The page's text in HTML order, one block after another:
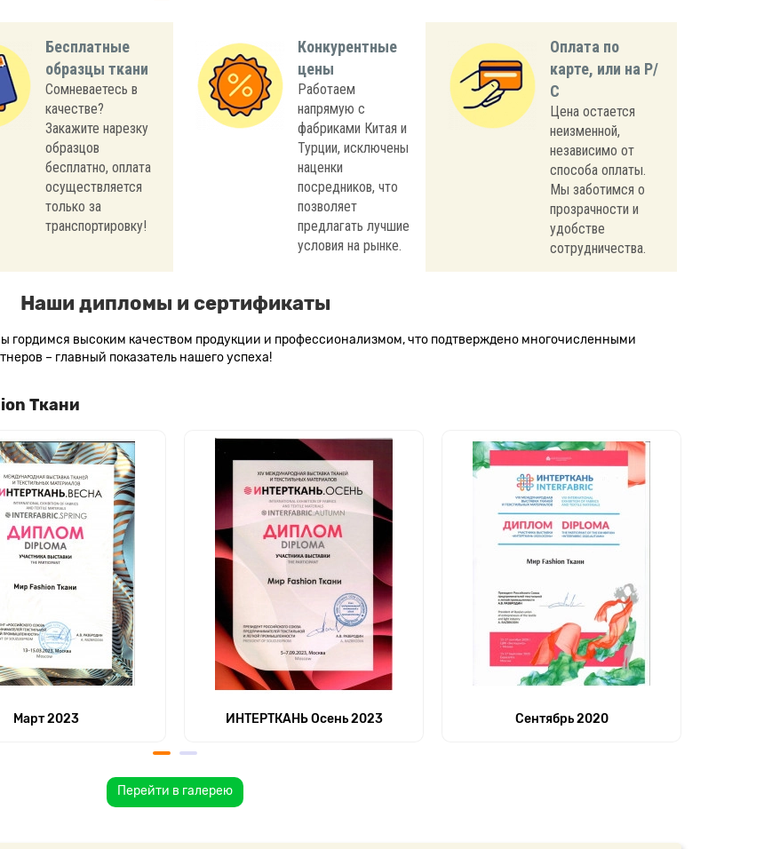
Бесплатные
образцы ткани
Сомневаетесь в
качестве?
Закажите нарезку
образцов
бесплатно, оплата
осуществляется
только за
транспортировку!
Конкурентные
цены
Работаем
напрямую с
фабриками Китая и
Турции, исключены
наценки
посредников, что
позволяет
предлагать лучшие
условия на рынке.
Оплата по
карте, или на Р/
С
Цена остается
неизменной,
независимо от
способа оплаты.
Мы заботимся о
прозрачности и
удобстве
сотрудничества.
Наши дипломы и сертификаты
гордимся высоким качеством продукции и профессионализмом, что подтверждено многочисленными
– главный показатель нашего успеха!
Ткани
Март 2023 ИНТЕРТКАНЬ Осень 2023 Сентябрь 2020
Перейти в галерею